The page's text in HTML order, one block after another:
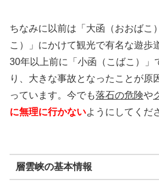
ちなみに以前は「大函（おおばこ
こ）」にかけて観光で有名な遊歩
30年以上前に「小函（こばこ）」
り、大きな事故となったことが原
っています。今でも落石の危険や
に無理に行かないようにしてくだ
層雲峡の基本情報